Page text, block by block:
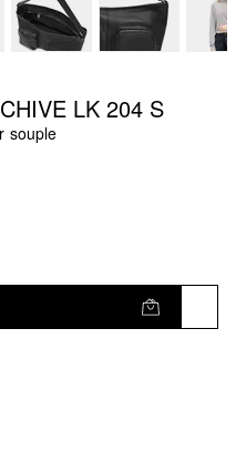
LK 204 S
souple